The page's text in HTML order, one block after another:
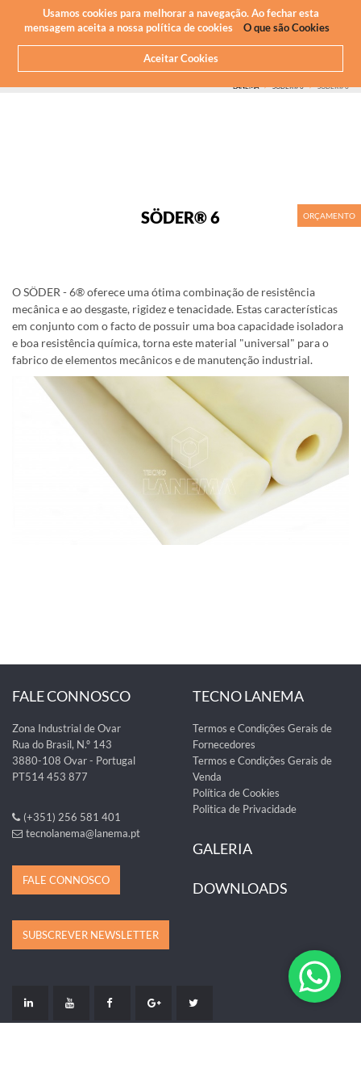
Usamos cookies para melhorar a navegação. Ao fechar esta
mensagem aceita a nossa política de cookies
O que são Cookies
Aceitar Cookies
Newsletter
LANEMA
SODER® 6 SÖDER® 6
SÖDER® 6
O SÖDER - 6® oferece uma ótima combinação de resistência
mecânica e ao desgaste, rigidez e tenacidade. Estas características
em conjunto com o facto de possuir uma boa capacidade isoladora
e boa resistência química, torna este material "universal" para o
fabrico de elementos mecânicos e de manutenção industrial.
ORÇAMENTO
FALE CONNOSCO
Zona Industrial de Ovar
Rua do Brasil, N.º 143
3880-108 Ovar - Portugal
PT514 453 877
(+351) 256 581 401
tecnolanema@lanema.pt
FALE CONNOSCO
TECNO LANEMA
Termos e Condições Gerais de
Fornecedores
Termos e Condições Gerais de
Venda
Política de Cookies
Politica de Privacidade
GALERIA
DOWNLOADS
SUBSCREVER NEWSLETTER